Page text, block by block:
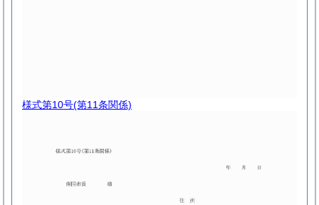
様式第10号(第11条関係)